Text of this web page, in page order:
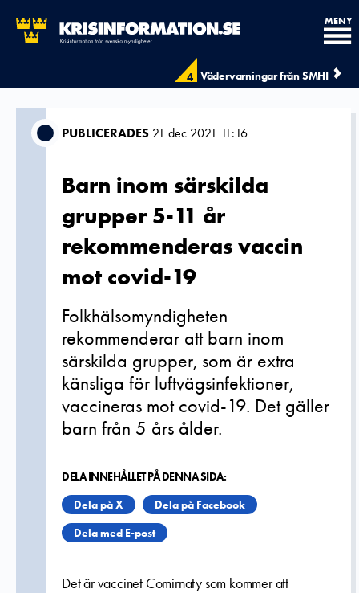
4 Vädervarningar från SMHI
MENY
PUBLICERADES 21 dec 2021 11:16
Barn inom särskilda
grupper 5-11 år
rekommenderas vaccin
mot covid-19
Folkhälsomyndigheten
rekommenderar att barn inom
särskilda grupper, som är extra
känsliga för luftvägsinfektioner,
vaccineras mot covid-19. Det gäller
barn från 5 års ålder.
DELA INNEHÅLLET PÅ DENNA SIDA:
Dela på X
Dela på Facebook
Dela med E-post
Det är vaccinet Comirnaty som kommer att